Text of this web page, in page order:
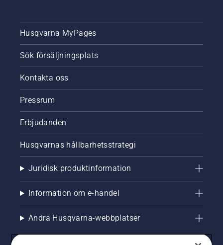
fortsatt
hälsosam
och
frodig
under
hela
säsongen
för en
Husqvarna MyPages
Sök försäljningsplats
Kontakta oss
Pressrum
Erbjudanden
Husqvarnas hållbarhetsstrategi
Juridisk produktinformation
Information om e-handel
Andra Husqvarna-webbplatser